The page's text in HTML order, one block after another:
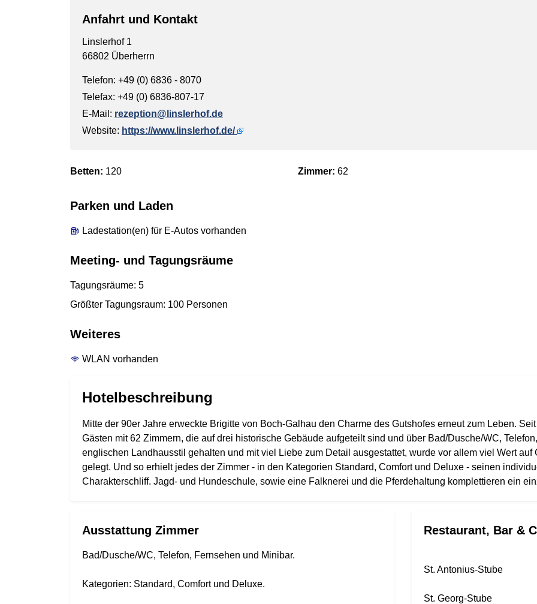
Anfahrt und Kontakt
Linslerhof 1
66802 Überherrn
Telefon: +49 (0) 6836 - 8070
Telefax: +49 (0) 6836-807-17
E-Mail: rezeption@linslerhof.de
Website: https://www.linslerhof.de/
Betten: 120 Zimmer: 62
Parken und Laden
Ladestation(en) für E-Autos vorhanden
Meeting- und Tagungsräume
Tagungsräume: 5
Größter Tagungsraum: 100 Personen
Weiteres
WLAN vorhanden
Hotelbeschreibung
Mitte der 90er Jahre erweckte Brigitte von Boch-Galhau den Charme des Gutshofes erneut zum Leben.
Gästen mit 62 Zimmern, die auf drei historische Gebäude aufgeteilt sind und über Bad/Dusche/WC,
englischen Landhausstil gehalten und mit viel Liebe zum Detail ausgestattet, wurde vor allem viel Wert
gelegt. Und so erhielt jedes der Zimmer - in den Kategorien Standard, Comfort und Deluxe - seinen
Charakterschliff. Jagd- und Hundeschule, sowie eine Falknerei und die Pferdehaltung komplettieren ein
Ausstattung Zimmer
Bad/Dusche/WC, Telefon, Fernsehen und Minibar.
Kategorien: Standard, Comfort und Deluxe.
Restaurant, Bar &
St. Antonius-Stube
St. Georg-Stube